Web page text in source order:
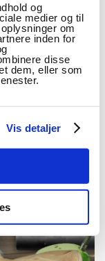
og
medier og til
om
inden for
disse
dem, eller som
Vis detaljer